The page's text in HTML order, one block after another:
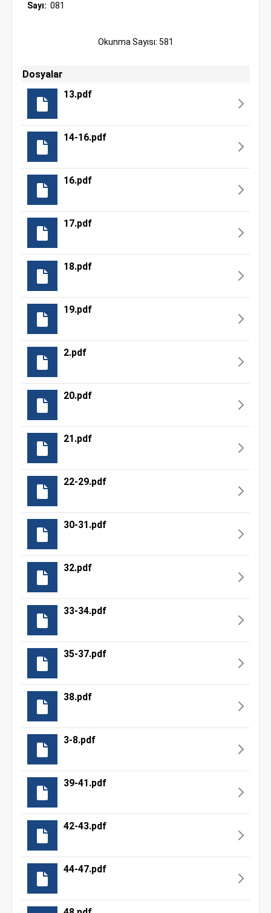
Sayı: 081
Okunma Sayısı: 581
Dosyalar
13.pdf
14-16.pdf
16.pdf
17.pdf
18.pdf
19.pdf
2.pdf
20.pdf
21.pdf
22-29.pdf
30-31.pdf
32.pdf
33-34.pdf
35-37.pdf
38.pdf
3-8.pdf
39-41.pdf
42-43.pdf
44-47.pdf